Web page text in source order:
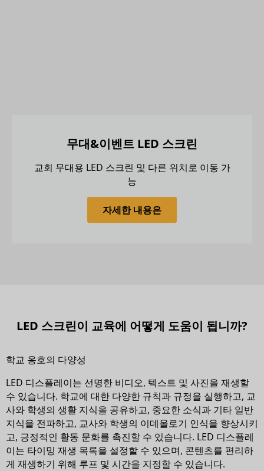
무대&이벤트 LED 스크린
교회 무대용 LED 스크린 및 다른 위치로 이동 가
능
자세한 내용은
LED 스크린이 교육에 어떻게 도움이 됩니까?
학교 옹호의 다양성
LED 디스플레이는 선명한 비디오, 텍스트 및 사진을 재생할
수 있습니다. 학교에 대한 다양한 규칙과 규정을 실행하고, 교
사와 학생의 생활 지식을 공유하고, 중요한 소식과 기타 일반
지식을 전파하고, 교사와 학생의 이데올로기 인식을 향상시키
고, 긍정적인 활동 문화를 촉진할 수 있습니다. LED 디스플레
이는 타이밍 재생 목록을 설정할 수 있으며, 콘텐츠를 편리하
게 재생하기 위해 루프 및 시간을 지정할 수 있습니다.